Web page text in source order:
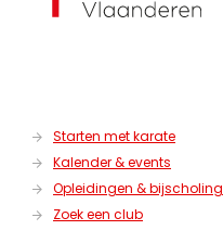
Starten met karate
Kalender & events
Opleidingen & bijscholing
Zoek een club